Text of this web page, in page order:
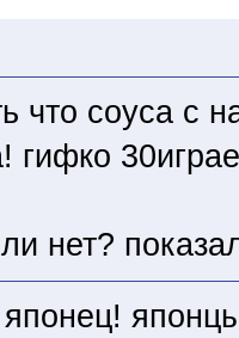
что соуса с
нет?
японец!